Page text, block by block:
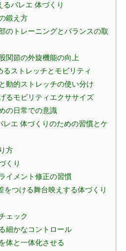
バレエ 体づくり
鍛え方
のトレーニングとバランスの取
関節の外旋機能の向上
ストレッチとモビリティ
動的ストレッチの使い分け
るモビリティエクササイズ
の日常での意識
レエ 体づくりのための習慣とケ
方
くり
イメント修正の習慣
をつける舞台映えする体づくり
ェック
細かなコントロール
体と一体化させる